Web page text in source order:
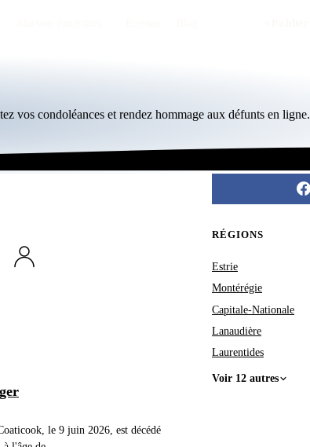
vos condoléances et rendez hommage aux défunts en ligne.
le 9 juin 2026, est décédé
RÉGIONS
Estrie
Montérégie
Capitale-Nationale
Lanaudière
Laurentides
Voir 12 autres